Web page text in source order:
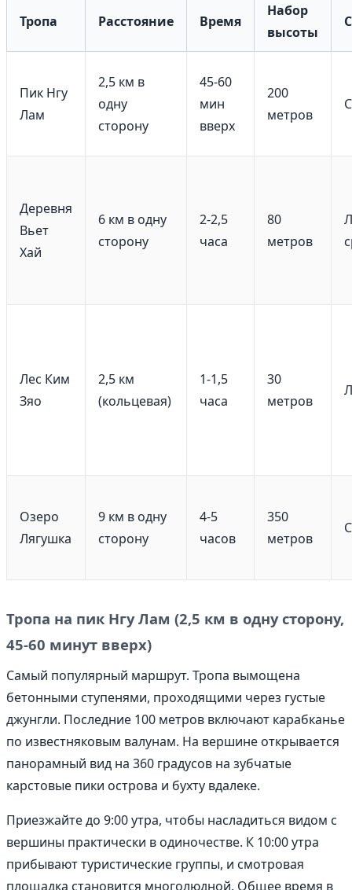
Тропа Расстояние Время
Набор
высоты
Пик Нгу
Лам
2,5 км в
одну
сторону
45-60
мин
вверх
200
метров
Деревня
Вьет
Хай
6 км в одну
сторону
2-2,5
часа
80
метров
Лес Ким
Зяо
2,5 км
(кольцевая)
1-1,5
часа
30
метров
Озеро
Лягушка
9 км в одну
сторону
4-5
часов
350
метров
Тропа на пик Нгу Лам (2,5 км в одну сторону,
45-60 минут вверх)
Самый популярный маршрут. Тропа вымощена
бетонными ступенями, проходящими через густые
джунгли. Последние 100 метров включают карабканье
по известняковым валунам. На вершине открывается
панорамный вид на 360 градусов на зубчатые
карстовые пики острова и бухту вдалеке.
Приезжайте до 9:00 утра, чтобы насладиться видом с
вершины практически в одиночестве. К 10:00 утра
прибывают туристические группы, и смотровая
площадка становится многолюдной. Общее время в